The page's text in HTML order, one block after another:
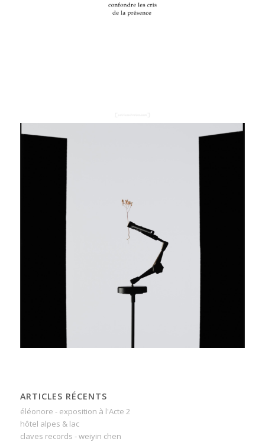
ARTICLES RÉCENTS
éléonore - exposition à l'Acte 2
hôtel alpes & lac
claves records - weiyin chen